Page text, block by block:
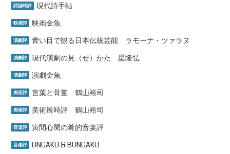
詩誌時評 現代詩手帖
映画評 映画金魚
演劇評 青い目で観る日本伝統芸能 ラモーナ・ツァラヌ
演劇評 現代演劇の見（せ）かた 星隆弘
演劇評 演劇金魚
美術評 言葉と骨董 鶴山裕司
美術評 美術展時評 鶴山裕司
音楽評 寅間心閑の肴的音楽評
音楽評 ONGAKU & BUNGAKU